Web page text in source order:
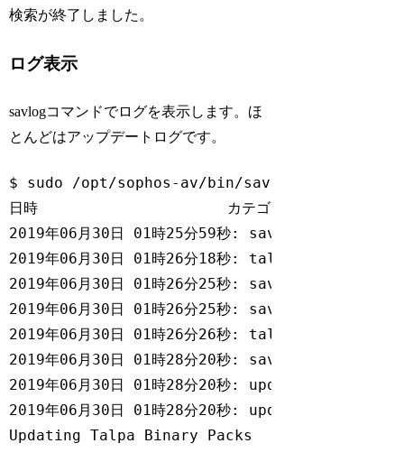
検索が終了しました。
ログ表示
savlogコマンドでログを表示します。ほ
とんどはアップデートログです。
$ sudo /opt/sophos-av/bin/savlog
日時                     カテゴリ
2019年06月30日 01時25分59秒: savd.daemon
2019年06月30日 01時26分18秒: talpa_select.compiled
2019年06月30日 01時26分25秒: savd.daemon
2019年06月30日 01時26分25秒: savd.scanner.log
2019年06月30日 01時26分26秒: talpa_select.compiled
2019年06月30日 01時28分20秒: savd.daemon
2019年06月30日 01時28分20秒: update.updated
2019年06月30日 01時28分20秒:
Updating Talpa Binary Packs